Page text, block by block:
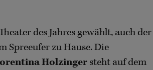
des Jahres gewählt, auch der
Spreeufer zu Hause. Die
Holzinger steht auf dem